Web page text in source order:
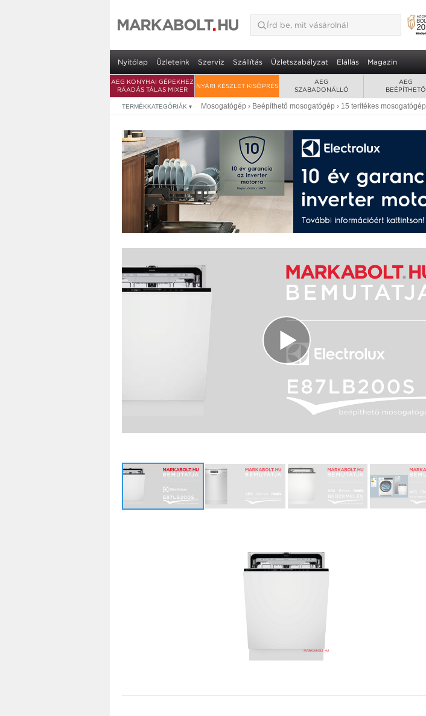
Nyitólap Üzleteink Szerviz Szállítás Üzletszabályzat Elállás Magazin
AEG KONYHAI GÉPEKHEZ
RÁADÁS TÁLAS MIXER
NYÁRI KÉSZLET KISÖPRÉS
AEG
SZABADONÁLLÓ
AEG
BEÉPÍTHETŐ
TERMÉKKATEGÓRIÁK ▾ Mosogatógép › Beépíthető mosogatógép › 15 terítékes mosogatógép
garancia
• 15 teríték • ComfortLift rendszer • Wifi kapcsolat